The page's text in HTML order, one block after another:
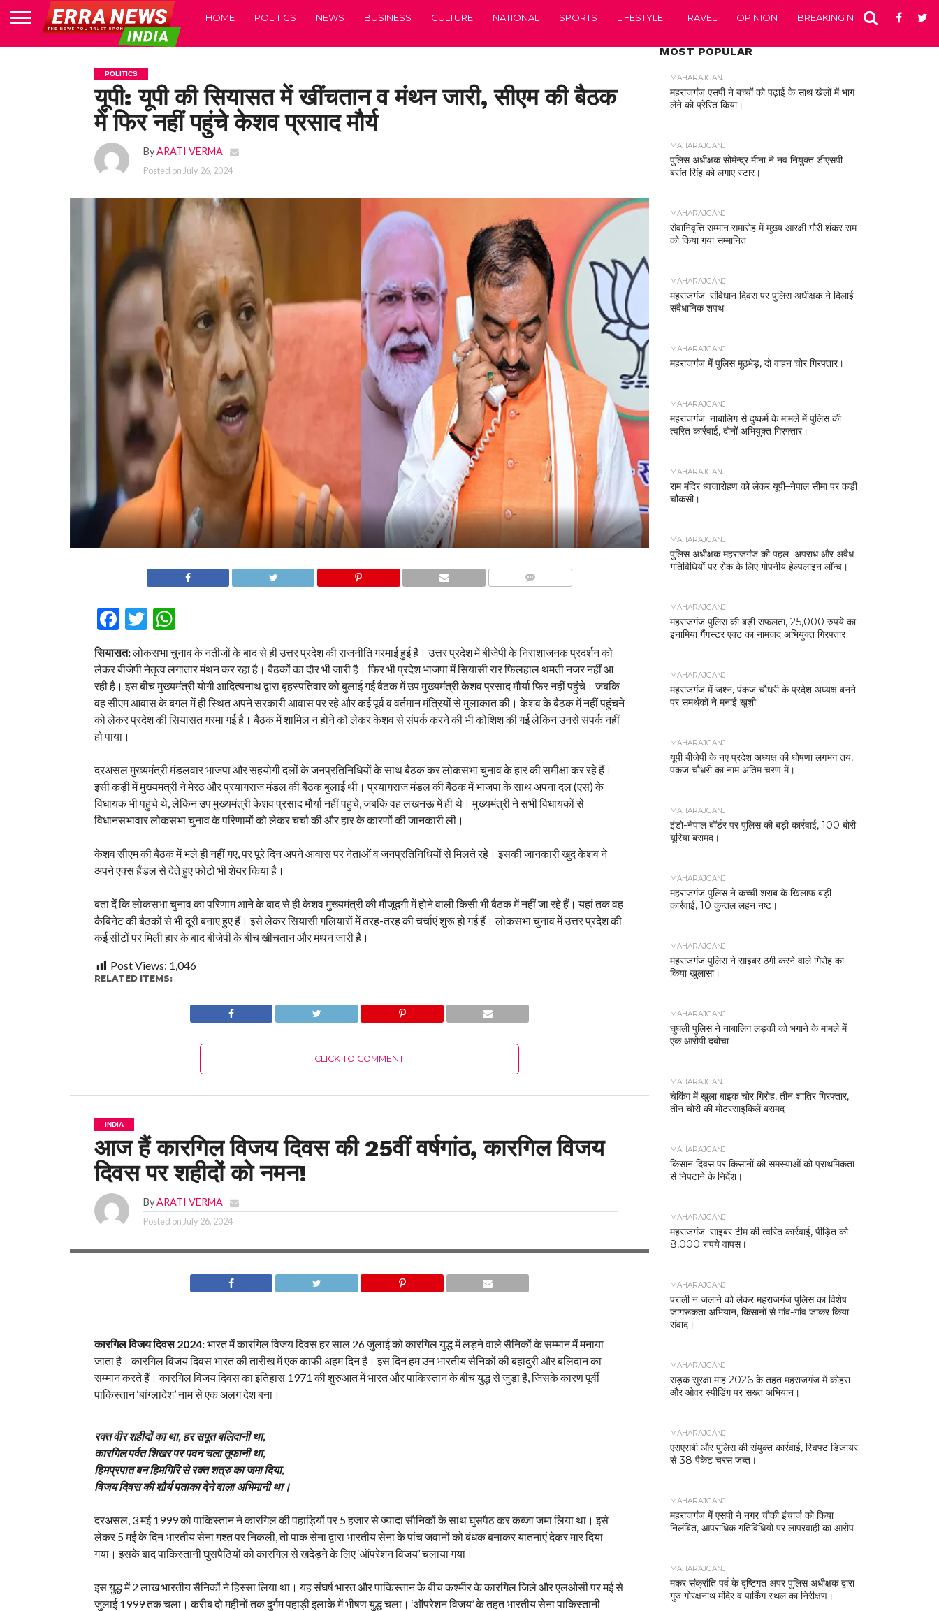
HOME POLITICS NEWS BUSINESS CULTURE NATIONAL SPORTS LIFESTYLE TRAVEL OPINION BREAKING NEWS
POLITICS
यूपी: यूपी की सियासत में खींचतान व मंथन जारी, सीएम की बैठक
में फिर नहीं पहुंचे केशव प्रसाद मौर्य
ByARATI VERMA
Posted on July 26, 2024
Facebook
Twitter
WhatsApp
सियासत:लोकसभा चुनाव के नतीजों के बाद से ही उत्तर प्रदेश की राजनीति गरमाई हुई है। उत्तर प्रदेश में बीजेपी के निराशाजनक प्रदर्शन को
लेकर बीजेपी नेतृत्व लगातार मंथन कर रहा है। बैठकों का दौर भी जारी है। फिर भी प्रदेश भाजपा में सियासी रार फिलहाल थमती नजर नहीं आ
रही है। इस बीच मुख्यमंत्री योगी आदित्यनाथ द्वारा बृहस्पतिवार को बुलाई गई बैठक में उप मुख्यमंत्री केशव प्रसाद मौर्या फिर नहीं पहुंचे। जबकि
वह सीएम आवास के बगल में ही स्थित अपने सरकारी आवास पर रहे और कई पूर्व व वर्तमान मंत्रियों से मुलाकात की। केशव के बैठक में नहीं पहुंचने
को लेकर प्रदेश की सियासत गरमा गई है। बैठक में शामिल न होने को लेकर केशव से संपर्क करने की भी कोशिश की गई लेकिन उनसे संपर्क नहीं
हो पाया।
दरअसल मुख्यमंत्री मंडलवार भाजपा और सहयोगी दलों के जनप्रतिनिधियों के साथ बैठक कर लोकसभा चुनाव के हार की समीक्षा कर रहे हैं।
इसी कड़ी में मुख्यमंत्री ने मेरठ और प्रयागराज मंडल की बैठक बुलाई थी। प्रयागराज मंडल की बैठक में भाजपा के साथ अपना दल (एस) के
विधायक भी पहुंचे थे, लेकिन उप मुख्यमंत्री केशव प्रसाद मौर्या नहीं पहुंचे, जबकि वह लखनऊ में ही थे। मुख्यमंत्री ने सभी विधायकों से
विधानसभावार लोकसभा चुनाव के परिणामों को लेकर चर्चा की और हार के कारणों की जानकारी ली।
केशव सीएम की बैठक में भले ही नहीं गए, पर पूरे दिन अपने आवास पर नेताओं व जनप्रतिनिधियों से मिलते रहे। इसकी जानकारी खुद केशव ने
अपने एक्स हैंडल से देते हुए फोटो भी शेयर किया है।
बता दें कि लोकसभा चुनाव का परिणाम आने के बाद से ही केशव मुख्यमंत्री की मौजूदगी में होने वाली किसी भी बैठक में नहीं जा रहे हैं। यहां तक वह
कैबिनेट की बैठकों से भी दूरी बनाए हुए हैं। इसे लेकर सियासी गलियारों में तरह-तरह की चर्चाएं शुरू हो गई हैं। लोकसभा चुनाव में उत्तर प्रदेश की
कई सीटों पर मिली हार के बाद बीजेपी के बीच खींचतान और मंथन जारी है।
Post Views: 1,046
RELATED ITEMS:
CLICK TO COMMENT
INDIA
आज हैं कारगिल विजय दिवस की 25वीं वर्षगांठ, कारगिल विजय
दिवस पर शहीदों को नमन!
ByARATI VERMA
Posted on July 26, 2024
कारगिल विजय दिवस 2024:भारत में कारगिल विजय दिवस हर साल 26 जुलाई को कारगिल युद्ध में लड़ने वाले सैनिकों के सम्मान में मनाया
जाता है। कारगिल विजय दिवस भारत की तारीख में एक काफी अहम दिन है। इस दिन हम उन भारतीय सैनिकों की बहादुरी और बलिदान का
सम्मान करते हैं। कारगिल विजय दिवस का इतिहास 1971 की शुरुआत में भारत और पाकिस्तान के बीच युद्ध से जुड़ा है, जिसके कारण पूर्वी
पाकिस्तान ‘बांग्लादेश’ नाम से एक अलग देश बना।
रक्त वीर शहीदों का था, हर सपूत बलिदानी था,
कारगिल पर्वत शिखर पर पवन चला तूफानी था,
हिमप्रपात बन हिमगिरि से रक्त शत्रु का जमा दिया,
विजय दिवस की शौर्य पताका देने वाला अभिमानी था।
दरअसल, 3 मई 1999 को पाकिस्तान ने कारगिल की पहाड़ियों पर 5 हजार से ज्यादा सौनिकों के साथ घुसपैठ कर कब्जा जमा लिया था। इसे
लेकर 5 मई के दिन भारतीय सेना गश्त पर निकली, तो पाक सेना द्वारा भारतीय सेना के पांच जवानों को बंधक बनाकर यातनाएं देकर मार दिया
गया। इसके बाद पाकिस्तानी घुसपैठियों को कारगिल से खदेड़ने के लिए ‘ऑपरेशन विजय’ चलाया गया।
इस युद्ध में 2 लाख भारतीय सैनिकों ने हिस्सा लिया था। यह संघर्ष भारत और पाकिस्तान के बीच कश्मीर के कारगिल जिले और एलओसी पर मई से
जुलाई 1999 तक चला। करीब दो महीनों तक दुर्गम पहाड़ी इलाके में भीषण युद्ध चला। ‘ऑपरेशन विजय’ के तहत भारतीय सेना पाकिस्तानी
MOST POPULAR
MAHARAJGANJ
महराजगंज एसपी ने बच्चों को पढ़ाई के साथ खेलों में भाग
लेने को प्रेरित किया।
MAHARAJGANJ
पुलिस अधीक्षक सोमेन्द्र मीना ने नव नियुक्त डीएसपी
बसंत सिंह को लगाए स्टार।
MAHARAJGANJ
सेवानिवृत्ति सम्मान समारोह में मुख्य आरक्षी गौरी शंकर राम
को किया गया सम्मानित
MAHARAJGANJ
महराजगंज: संविधान दिवस पर पुलिस अधीक्षक ने दिलाई
संवैधानिक शपथ
MAHARAJGANJ
महराजगंज में पुलिस मुठभेड़, दो वाहन चोर गिरफ्तार।
MAHARAJGANJ
महराजगंज: नाबालिग से दुष्कर्म के मामले में पुलिस की
त्वरित कार्रवाई, दोनों अभियुक्त गिरफ्तार।
MAHARAJGANJ
राम मंदिर ध्वजारोहण को लेकर यूपी–नेपाल सीमा पर कड़ी
चौकसी।
MAHARAJGANJ
पुलिस अधीक्षक महराजगंज की पहल अपराध और अवैध
गतिविधियों पर रोक के लिए गोपनीय हेल्पलाइन लॉन्च।
MAHARAJGANJ
महराजगंज पुलिस की बड़ी सफलता, 25,000 रुपये का
इनामिया गैंगस्टर एक्ट का नामजद अभियुक्त गिरफ्तार
MAHARAJGANJ
महराजगंज में जश्न, पंकज चौधरी के प्रदेश अध्यक्ष बनने
पर समर्थकों ने मनाई खुशी
MAHARAJGANJ
यूपी बीजेपी के नए प्रदेश अध्यक्ष की घोषणा लगभग तय,
पंकज चौधरी का नाम अंतिम चरण में।
MAHARAJGANJ
इंडो-नेपाल बॉर्डर पर पुलिस की बड़ी कार्रवाई, 100 बोरी
यूरिया बरामद।
MAHARAJGANJ
महराजगंज पुलिस ने कच्ची शराब के खिलाफ बड़ी
कार्रवाई, 10 कुन्तल लहन नष्ट।
MAHARAJGANJ
महराजगंज पुलिस ने साइबर ठगी करने वाले गिरोह का
किया खुलासा।
MAHARAJGANJ
घुघली पुलिस ने नाबालिग लड़की को भगाने के मामले में
एक आरोपी दबोचा
MAHARAJGANJ
चेकिंग में खुला बाइक चोर गिरोह, तीन शातिर गिरफ्तार,
तीन चोरी की मोटरसाइकिलें बरामद
MAHARAJGANJ
किसान दिवस पर किसानों की समस्याओं को प्राथमिकता
से निपटाने के निर्देश।
MAHARAJGANJ
महराजगंज: साइबर टीम की त्वरित कार्रवाई, पीड़ित को
8,000 रुपये वापस।
MAHARAJGANJ
पराली न जलाने को लेकर महराजगंज पुलिस का विशेष
जागरूकता अभियान, किसानों से गांव-गांव जाकर किया
संवाद।
MAHARAJGANJ
सड़क सुरक्षा माह 2026 के तहत महराजगंज में कोहरा
और ओवर स्पीडिंग पर सख्त अभियान।
MAHARAJGANJ
एसएसबी और पुलिस की संयुक्त कार्रवाई, स्विफ्ट डिजायर
से 38 पैकेट चरस जब्त।
MAHARAJGANJ
महराजगंज में एसपी ने नगर चौकी इंचार्ज को किया
निलंबित, आपराधिक गतिविधियों पर लापरवाही का आरोप
MAHARAJGANJ
मकर संक्रांति पर्व के दृष्टिगत अपर पुलिस अधीक्षक द्वारा
गुरु गोरक्षनाथ मंदिर व पार्किंग स्थल का निरीक्षण।